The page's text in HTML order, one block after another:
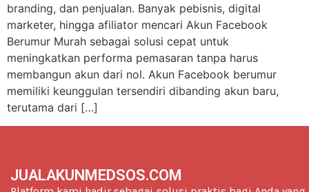
branding, dan penjualan. Banyak pebisnis, digital
marketer, hingga afiliator mencari Akun Facebook
Berumur Murah sebagai solusi cepat untuk
meningkatkan performa pemasaran tanpa harus
membangun akun dari nol. Akun Facebook berumur
memiliki keunggulan tersendiri dibanding akun baru,
terutama dari […]
JUALAKUNMEDSOS.COM